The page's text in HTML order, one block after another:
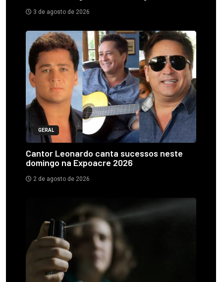
3 de agosto de 2026
GERAL
Cantor Leonardo canta sucessos neste
domingo na Expoacre 2026
2 de agosto de 2026